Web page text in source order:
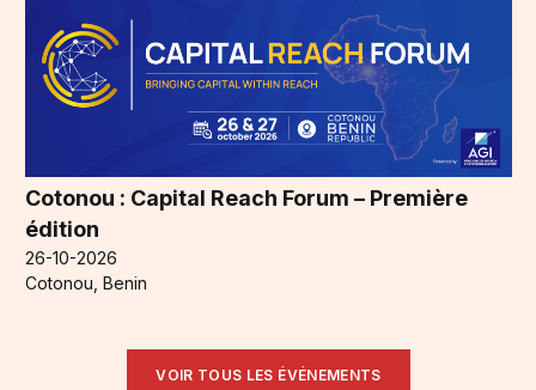
Cotonou : Capital Reach Forum – Première
édition
26-10-2026
Cotonou, Benin
VOIR TOUS LES ÉVÉNEMENTS